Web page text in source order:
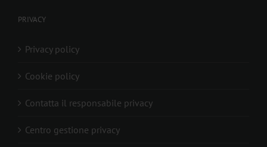
PRIVACY
Privacy policy
Cookie policy
Contatta il responsabile privacy
Centro gestione privacy